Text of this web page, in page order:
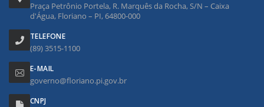
Praça Petrônio Portela, R. Marquês da Rocha, S/N – Caixa
d'Água, Floriano – PI, 64800-000
TELEFONE
(89) 3515-1100
E-MAIL
governo@floriano.pi.gov.br
CNPJ